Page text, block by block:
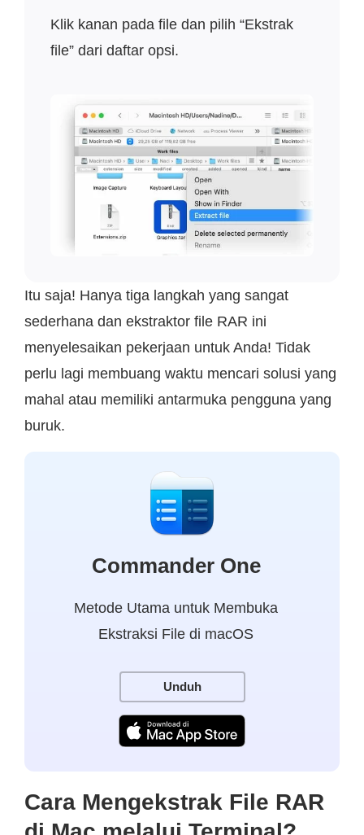
Klik kanan pada file dan pilih “Ekstrak
file” dari daftar opsi.
Itu saja! Hanya tiga langkah yang sangat
sederhana dan ekstraktor file RAR ini
menyelesaikan pekerjaan untuk Anda! Tidak
perlu lagi membuang waktu mencari solusi yang
mahal atau memiliki antarmuka pengguna yang
buruk.
Commander One
Metode Utama untuk Membuka
Ekstraksi File di macOS
Unduh
Cara Mengekstrak File RAR